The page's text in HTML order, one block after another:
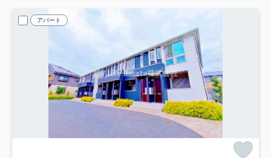
アパート